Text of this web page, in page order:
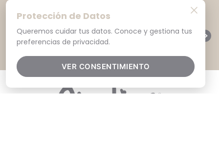
Protección de Datos
Queremos cuidar tus datos. Conoce y gestiona tus
preferencias de privacidad.
VER CONSENTIMIENTO
SUSCRÍBETE A NUESTRO NEWSLETTER
SUSCRIBIRME
Cambio Gratis en nuestras tiendas